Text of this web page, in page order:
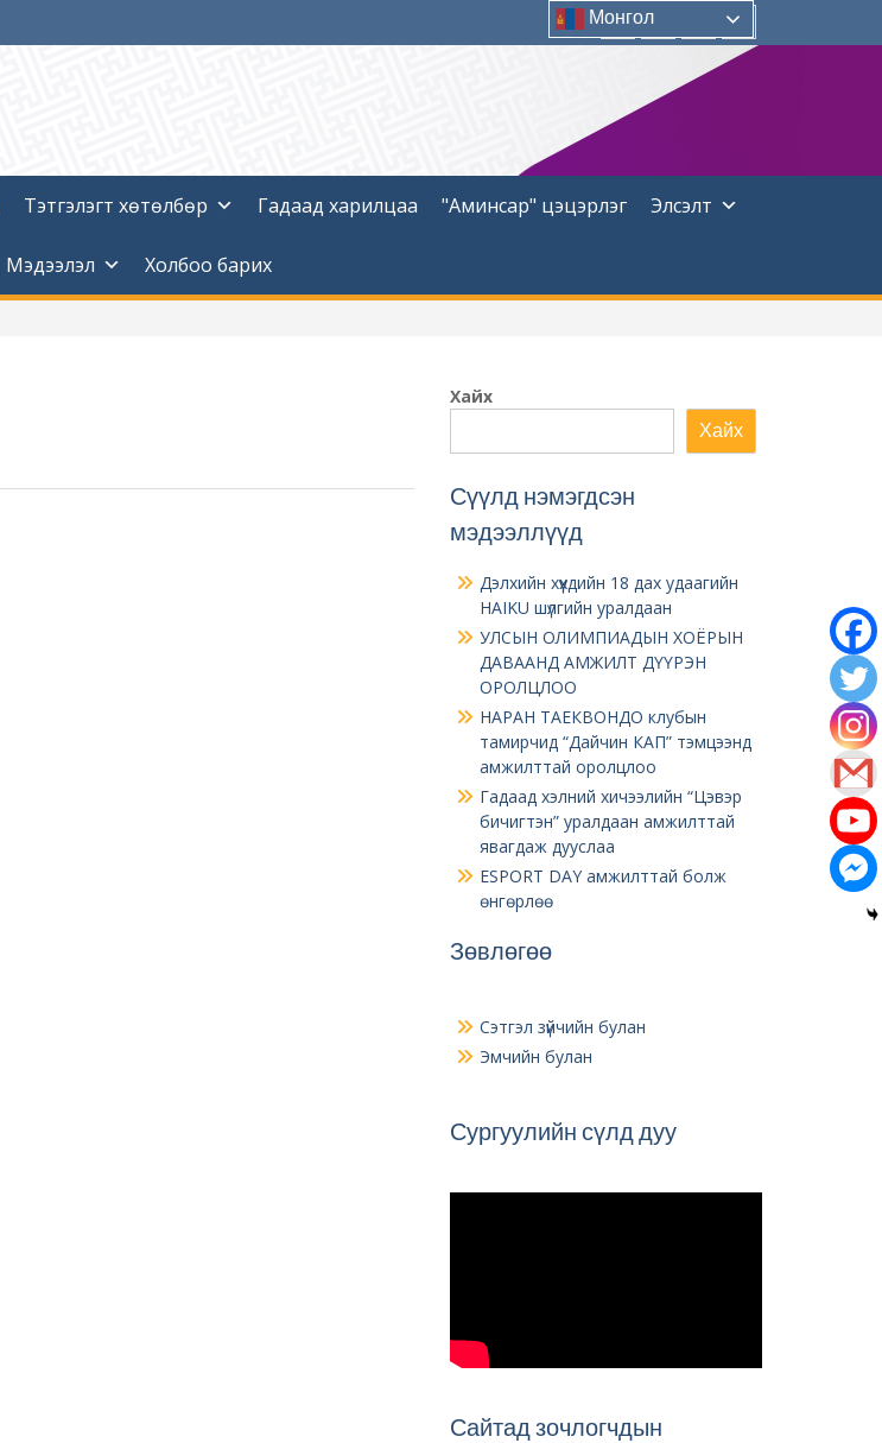
FacebookInstagram
YouTUBETwitter
Тэтгэлэгт хөтөлбөр Гадаад харилцаа "Аминсар" цэцэрлэг Элсэлт
Мэдээлэл Холбоо барих
Хайх
Хайх
Сүүлд нэмэгдсэн
мэдээллүүд
Дэлхийн хүүхдийн 18 дах удаагийн
HAIKU шүлгийн уралдаан
УЛСЫН ОЛИМПИАДЫН ХОЁРЫН
ДАВААНД АМЖИЛТ ДҮҮРЭН
ОРОЛЦЛОО
НАРАН ТАЕКВОНДО клубын
тамирчид “Дайчин КАП” тэмцээнд
амжилттай оролцлоо
Гадаад хэлний хичээлийн “Цэвэр
бичигтэн” уралдаан амжилттай
явагдаж дууслаа
ESPORT DAY амжилттай болж
өнгөрлөө
Зөвлөгөө
Сэтгэл зүйчийн булан
Эмчийн булан
Сургуулийн сүлд дуу
Сайтад зочлогчдын
Монгол